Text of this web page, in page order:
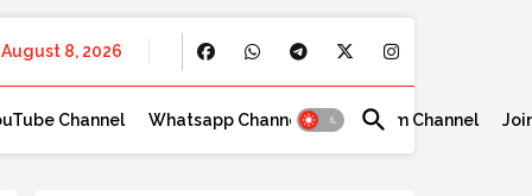
August 8, 2026
Channel Whatsapp Channel Telegram Channel